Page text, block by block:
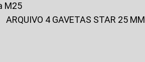
M25
ARQUIVO 4 GAVETAS STAR 25 MM